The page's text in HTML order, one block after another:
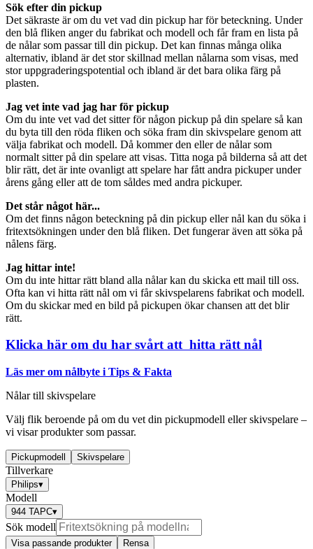
Sök efter din pickup
Det säkraste är om du vet vad din pickup har för beteckning. Under
den blå fliken anger du fabrikat och modell och får fram en lista på
de nålar som passar till din pickup. Det kan finnas många olika
alternativ, ibland är det stor skillnad mellan nålarna som visas, med
stor uppgraderingspotential och ibland är det bara olika färg på
plasten.
Jag vet inte vad jag har för pickup
Om du inte vet vad det sitter för någon pickup på din spelare så kan
du byta till den röda fliken och söka fram din skivspelare genom att
välja fabrikat och modell. Då kommer den eller de nålar som
normalt sitter på din spelare att visas. Titta noga på bilderna så att det
blir rätt, det är inte ovanligt att spelare har fått andra pickuper under
årens gång eller att de tom såldes med andra pickuper.
Det står något här...
Om det finns någon beteckning på din pickup eller nål kan du söka i
fritextsökningen under den blå fliken. Det fungerar även att söka på
nålens färg.
Jag hittar inte!
Om du inte hittar rätt bland alla nålar kan du skicka ett mail till oss.
Ofta kan vi hitta rätt nål om vi får skivspelarens fabrikat och modell.
Om du skickar med en bild på pickupen ökar chansen att det blir
rätt.
Klicka här om du har svårt att hitta rätt nål
Läs mer om nålbyte i Tips & Fakta
Nålar till skivspelare
Välj flik beroende på om du vet din pickupmodell eller skivspelare –
vi visar produkter som passar.
Pickupmodell Skivspelare
Tillverkare
Philips▾
Modell
944 TAPC▾
Sök modell
Visa passande produkter Rensa